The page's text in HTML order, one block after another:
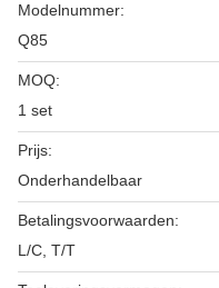
Modelnummer:
Q85
MOQ:
1 set
Prijs:
Onderhandelbaar
Betalingsvoorwaarden:
L/C, T/T